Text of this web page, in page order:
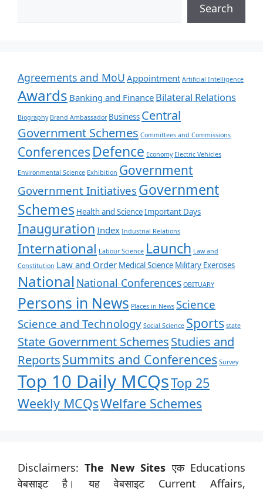
Search
Agreements and MoU Appointment Artificial Intelligence
Awards Banking and Finance Bilateral Relations
Biography Brand Ambassador Business Central
Government Schemes Committees and Commissions
Conferences Defence Economy Electric Vehicles
Environmental Science Exhibition Government
Government Initiatives Government
Schemes Health and ScienceImportant Days
Inauguration Index Industrial Relations
International Labour Science Launch Law and
Constitution Law and Order Medical Science Military Exercises
National National Conferences OBITUARY
Persons in News Places in News Science
Science and Technology Social Science Sports state
State Government SchemesStudies and
ReportsSummits and Conferences Survey
Top 10 Daily MCQsTop 25
Weekly MCQsWelfare Schemes
Disclaimers:The New Sites एक Educations
वेबसाइट है। यह वेबसाइट Current Affairs,